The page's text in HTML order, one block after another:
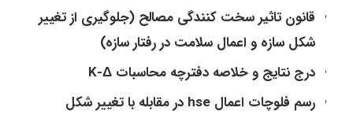
قانون تاثیر سخت کنندگی مصالح (جلوگیری از تغییر
شکل سازه و اعمال سلامت در رفتار سازه)
درج نتایج و خلاصه دفترچه محاسبات K-Δ
رسم فلوچات اعمال hse در مقابله با تغییر شکل